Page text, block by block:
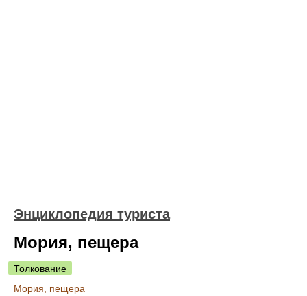
Энциклопедия туриста
Мория, пещера
Толкование
Мория, пещера